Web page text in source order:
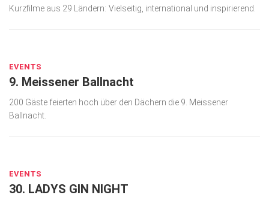
Kurzfilme aus 29 Ländern: Vielseitig, international und inspirierend.
EVENTS
9. Meissener Ballnacht
200 Gäste feierten hoch über den Dächern die 9. Meissener
Ballnacht.
EVENTS
30. LADYS GIN NIGHT